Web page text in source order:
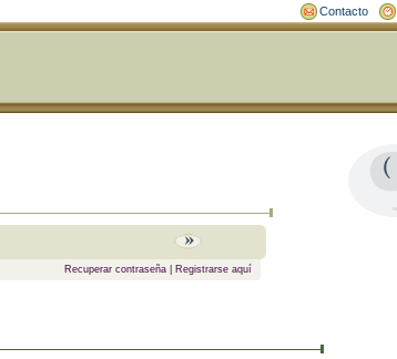
Contacto
Recuperar contraseña| Registrarse aquí